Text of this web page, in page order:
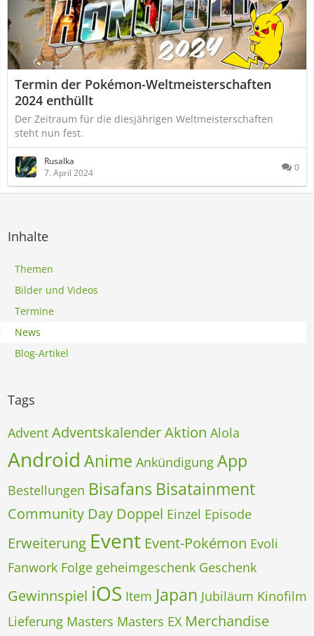
Termin der Pokémon-Weltmeisterschaften
2024 enthüllt
Der Zeitraum für die diesjährigen Weltmeisterschaften
steht nun fest.
Rusalka
7. April 2024
0
Inhalte
Themen
Bilder und Videos
Termine
News
Blog-Artikel
Tags
Advent AdventskalenderAktion Alola
Android Anime Ankündigung App
Bestellungen Bisafans Bisatainment
Community Day Doppel Einzel Episode
Erweiterung Event Event-Pokémon Evoli
Fanwork Folge geheimgeschenk Geschenk
Gewinnspiel iOS Item Japan Jubiläum Kinofilm
Lieferung Masters Masters EX Merchandise